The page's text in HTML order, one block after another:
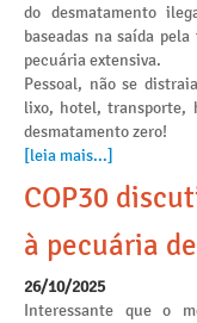
do desmatamento
baseadas na saída
pecuária extensiva.
Pessoal, não se
lixo, hotel, transporte,
desmatamento zero!
[leia mais...]
COP30
à pecuária
26/10/2025
Interessante que o